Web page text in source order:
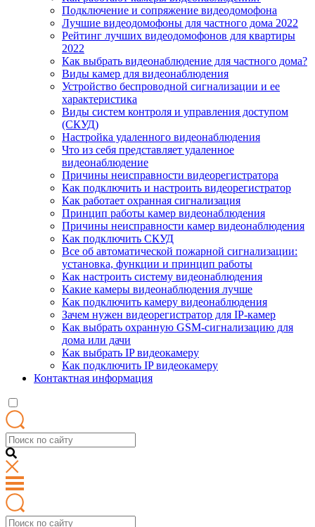
Подключение и сопряжение видеодомофона
Лучшие видеодомофоны для частного дома 2022
Рейтинг лучших видеодомофонов для квартиры
2022
Как выбрать видеонаблюдение для частного дома?
Виды камер для видеонаблюдения
Устройство беспроводной сигнализации и ее
характеристика
Виды систем контроля и управления доступом
(СКУД)
Настройка удаленного видеонаблюдения
Что из себя представляет удаленное
видеонаблюдение
Причины неисправности видеорегистратора
Как подключить и настроить видеорегистратор
Как работает охранная сигнализация
Принцип работы камер видеонаблюдения
Причины неисправности камер видеонаблюдения
Как подключить СКУД
Все об автоматической пожарной сигнализации:
установка, функции и принцип работы
Как настроить систему видеонаблюдения
Какие камеры видеонаблюдения лучше
Как подключить камеру видеонаблюдения
Зачем нужен видеорегистратор для IP-камер
Как выбрать охранную GSM-сигнализацию для
дома или дачи
Как выбрать IP видеокамеру
Как подключить IP видеокамеру
Контактная информация